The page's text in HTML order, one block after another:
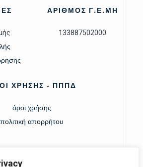
ΑΡΙΘΜΟΣ Γ.Ε.ΜΗ
133887502000
ΧΡΗΣΗΣ - ΠΠΠΔ
όροι χρήσης
πολιτική απορρήτου